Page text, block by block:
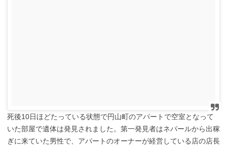
死後10日ほどたっている状態で円山町のアパートで空室となって
いた部屋で遺体は発見されました。第一発見者はネパールから出稼
ぎに来ていた男性で、アパートのオーナーが経営している店の店長